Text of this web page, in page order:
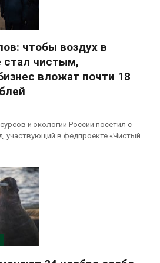
чтобы воздух в
чистым,
вложат почти 18
и экологии России посетил с
участвующий в федпроекте «Чистый